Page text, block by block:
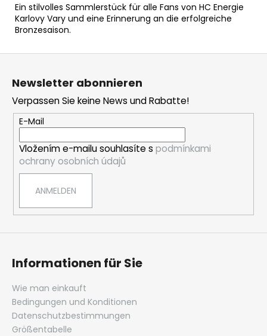
Ein stilvolles Sammlerstück für alle Fans von HC Energie
Karlovy Vary und eine Erinnerung an die erfolgreiche
Bronzesaison.
F
Newsletter abonnieren
Verpassen Sie keine News und Rabatte!
E-Mail
Vložením e-mailu souhlasíte s podmínkami
ochrany osobních údajů
ANMELDEN
Informationen für Sie
Wie man einkauft
Bedingungen und Konditionen
Datenschutzbestimmungen
Größentabelle